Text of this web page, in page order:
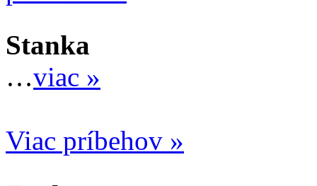
Stanka
…viac »
Viac príbehov »